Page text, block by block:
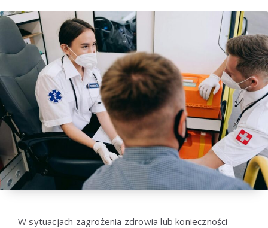
W sytuacjach zagrożenia zdrowia lub konieczności